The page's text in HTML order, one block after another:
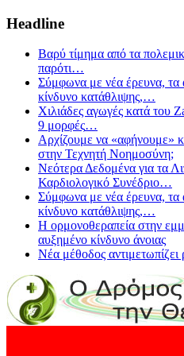
Headline
Βαρύ τίμημα από τα
παρότι…
Σύμφωνα με νέα έρευνα, τα
κίνδυνο κατάθλιψης,…
Χιλιάδες αγωγές κατά του
9 μορφές…
Αρχίζουμε να «αφήνουμε»
στην Τεχνητή Νοημοσύνη;
Νεότερα Δεδομένα για τα
Καρδιολογικό Συνέδριο…
Σύμφωνα με νέα έρευνα, τα
κίνδυνο κατάθλιψης,…
Η ορμονοθεραπεία στην
αυξημένο κίνδυνο άνοιας
Νέα μέθοδος αντιμετωπίζει